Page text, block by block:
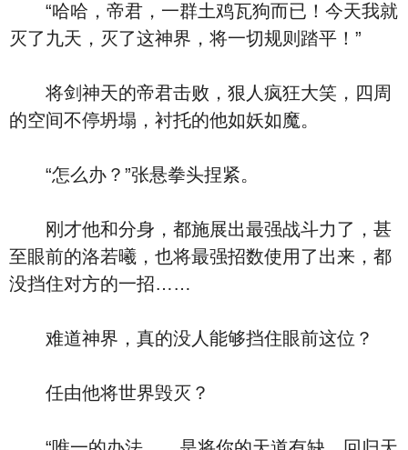
“哈哈，帝君，一群土鸡瓦狗而已！今天我就
灭了九天，灭了这神界，将一切规则踏平！”
将剑神天的帝君击败，狠人疯狂大笑，四周
的空间不停坍塌，衬托的他如妖如魔。
“怎么办？”张悬拳头捏紧。
刚才他和分身，都施展出最强战斗力了，甚
至眼前的洛若曦，也将最强招数使用了出来，都
没挡住对方的一招……
难道神界，真的没人能够挡住眼前这位？
任由他将世界毁灭？